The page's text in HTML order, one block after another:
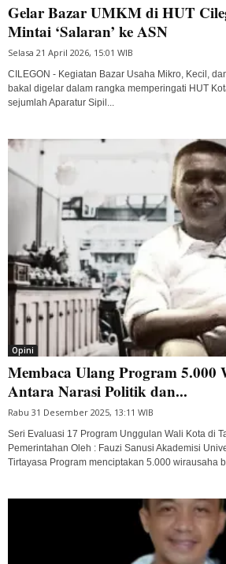
Gelar Bazar UMKM di HUT
Mintai ‘Salaran’ ke ASN
Selasa 21 April 2026, 15:01 WIB
CILEGON - Kegiatan Bazar Usaha Mikro, Kecil,
bakal digelar dalam rangka memperingati HUT
sejumlah Aparatur Sipil...
Opini
Membaca Ulang Program 5.000
Antara Narasi Politik dan...
Rabu 31 Desember 2025, 13:11 WIB
Seri Evaluasi 17 Program Unggulan Wali Kota di
Pemerintahan Oleh : Fauzi Sanusi Akademisi
Tirtayasa Program menciptakan 5.000 wirausaha